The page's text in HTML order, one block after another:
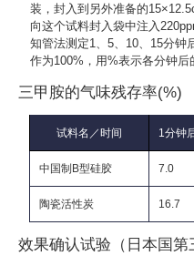
装，封入到另外准备的
向这个试料封入袋中注入
知管法测定1、5、10、15分钟
作为100%，用%表示各分钟后
三甲胺的气味残存率(%)
试料名／时间 1分钟
中国制B型硅胶 7.0
陶瓷活性炭 16.7
效果确认试验（日本国第